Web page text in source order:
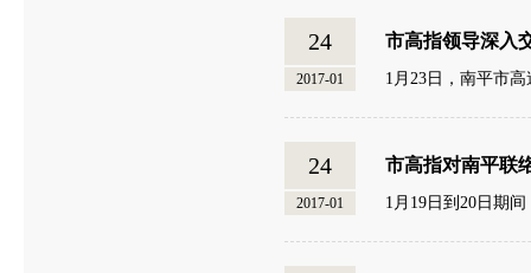
24
2017-01
市高指领导深入
1月23日，南平市
24
2017-01
市高指对南平联
1月19日到20日期